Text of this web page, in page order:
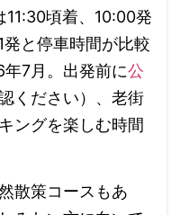
頃着、10:00発
と停車時間が比較
7月。出発前に公
ください）、老街
ングを楽しむ時間
散策コースもあ